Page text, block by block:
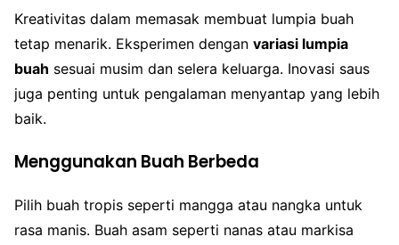
Kreativitas dalam memasak membuat lumpia buah
tetap menarik. Eksperimen dengan variasi lumpia
buah sesuai musim dan selera keluarga. Inovasi saus
juga penting untuk pengalaman menyantap yang lebih
baik.
Menggunakan Buah Berbeda
Pilih buah tropis seperti mangga atau nangka untuk
rasa manis. Buah asam seperti nanas atau markisa